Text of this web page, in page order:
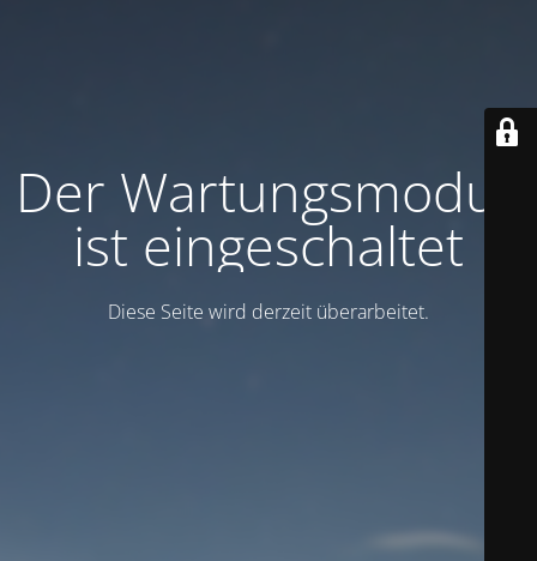
Der Wartungsmodus
ist eingeschaltet
Diese Seite wird derzeit überarbeitet.